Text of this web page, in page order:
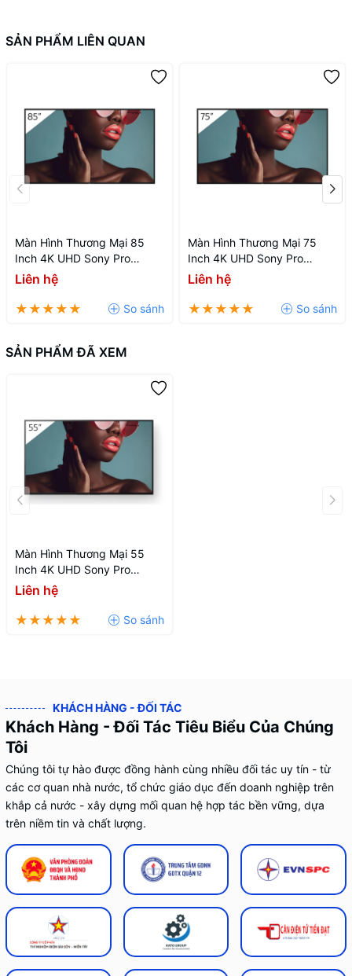
SẢN PHẨM LIÊN QUAN
Màn Hình Thương Mại 85
Inch 4K UHD Sony Pro
BRAVIA BZ40L FW-85BZ40L
Liên hệ
Màn Hình Thương Mại 75
Inch 4K UHD Sony Pro
BRAVIA BZ40L FW-75BZ40L
Liên hệ
SẢN PHẨM ĐÃ XEM
Màn Hình Thương Mại 55
Inch 4K UHD Sony Pro
BRAVIA BZ40L FW-55BZ40L
Liên hệ
KHÁCH HÀNG - ĐỐI TÁC
Khách Hàng - Đối Tác Tiêu Biểu Của Chúng
Tôi
Chúng tôi tự hào được đồng hành cùng nhiều đối tác uy tín - từ
các cơ quan nhà nước, tổ chức giáo dục đến doanh nghiệp trên
khắp cả nước - xây dựng mối quan hệ hợp tác bền vững, dựa
trên niềm tin và chất lượng.